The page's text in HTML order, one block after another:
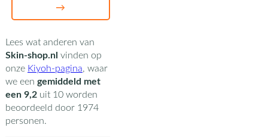
→
Lees wat anderen van
Skin-shop.nl vinden op
onze Kiyoh-pagina, waar
we een gemiddeld met
een 9,2uit 10worden
beoordeeld door 1974
personen.